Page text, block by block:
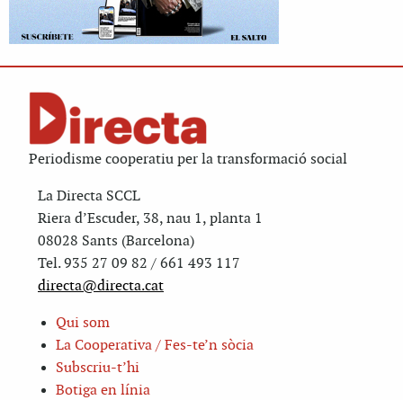
Periodisme cooperatiu per la transformació social
La Directa SCCL
Riera d’Escuder, 38, nau 1, planta 1
08028 Sants (Barcelona)
Tel. 935 27 09 82 / 661 493 117
directa@directa.cat
Qui som
La Cooperativa / Fes-te’n sòcia
Subscriu-t’hi
Botiga en línia